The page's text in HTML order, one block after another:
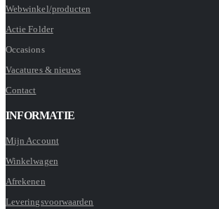
Webwinkel/producten
Actie Folder
Occasions
Vacatures & nieuws
Contact
INFORMATIE
Mijn Account
Winkelwagen
Afrekenen
Leveringsvoorwaarden